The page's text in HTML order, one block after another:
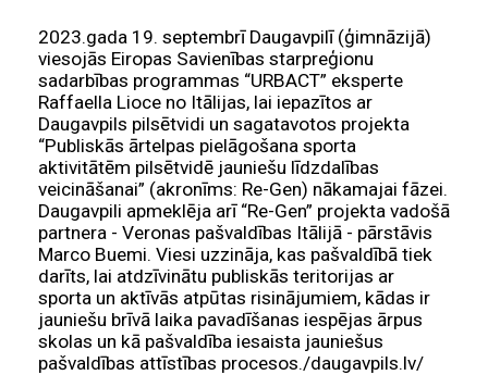
2023.gada 19. septembrī Daugavpilī (ģimnāzijā)
viesojās Eiropas Savienības starpreģionu
sadarbības programmas “URBACT” eksperte
Raffaella Lioce no Itālijas, lai iepazītos ar
Daugavpils pilsētvidi un sagatavotos projekta
“Publiskās ārtelpas pielāgošana sporta
aktivitātēm pilsētvidē jauniešu līdzdalības
veicināšanai” (akronīms: Re-Gen) nākamajai fāzei.
Daugavpili apmeklēja arī “Re-Gen” projekta vadošā
partnera - Veronas pašvaldības Itālijā - pārstāvis
Marco Buemi. Viesi uzzināja, kas pašvaldībā tiek
darīts, lai atdzīvinātu publiskās teritorijas ar
sporta un aktīvās atpūtas risinājumiem, kādas ir
jauniešu brīvā laika pavadīšanas iespējas ārpus
skolas un kā pašvaldība iesaista jauniešus
pašvaldības attīstības procesos./daugavpils.lv/